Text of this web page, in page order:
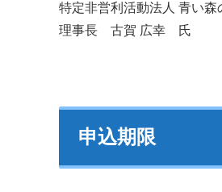
特定非営利活動法人 青い
理事長 古賀 広幸 氏
申込期限